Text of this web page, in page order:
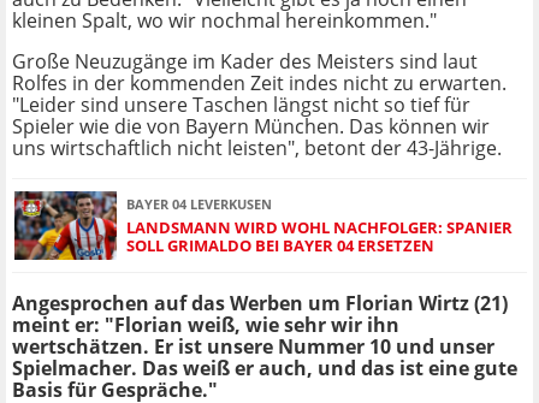
kleinen Spalt, wo wir nochmal hereinkommen."
Große Neuzugänge im Kader des Meisters sind laut
Rolfes in der kommenden Zeit indes nicht zu erwarten.
"Leider sind unsere Taschen längst nicht so tief für
Spieler wie die von Bayern München. Das können wir
uns wirtschaftlich nicht leisten", betont der 43-Jährige.
BAYER 04 LEVERKUSEN
LANDSMANN WIRD WOHL NACHFOLGER: SPANIER
SOLL GRIMALDO BEI BAYER 04 ERSETZEN
Angesprochen auf das Werben um Florian Wirtz (21)
meint er: "Florian weiß, wie sehr wir ihn
wertschätzen. Er ist unsere Nummer 10 und unser
Spielmacher. Das weiß er auch, und das ist eine gute
Basis für Gespräche."